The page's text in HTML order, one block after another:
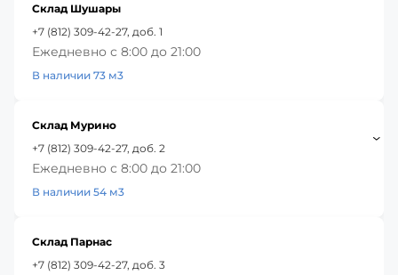
Склад Шушары
+7 (812) 309-42-27, доб. 1
Ежедневно с 8:00 до 21:00
В наличии 73 м3
Склад Мурино
+7 (812) 309-42-27, доб. 2
Ежедневно с 8:00 до 21:00
В наличии 54 м3
Склад Парнас
+7 (812) 309-42-27, доб. 3